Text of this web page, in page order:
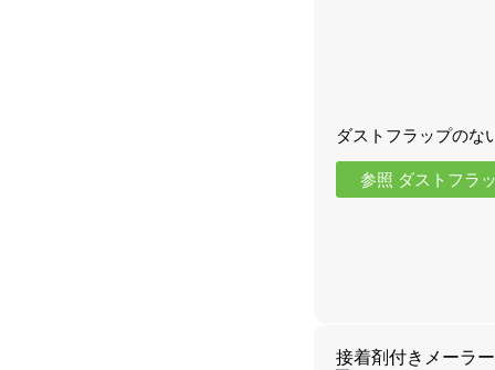
ダストフラップのな
参照 ダストフラ
接着剤付きメーラ